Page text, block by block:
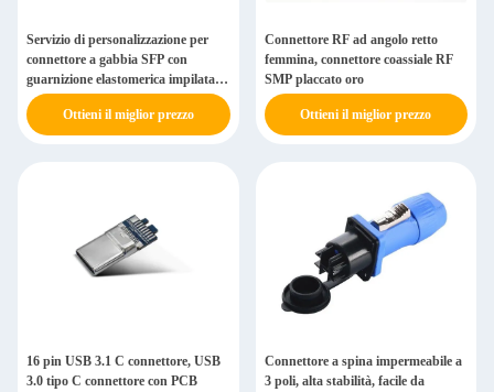
Servizio di personalizzazione per
connettore a gabbia SFP con
guarnizione elastomerica impilata
da 3,05 mm
Ottieni il miglior prezzo
Connettore RF ad angolo retto
femmina, connettore coassiale RF
SMP placcato oro
Ottieni il miglior prezzo
16 pin USB 3.1 C connettore, USB
3.0 tipo C connettore con PCB
Connettore a spina impermeabile a
3 poli, alta stabilità, facile da